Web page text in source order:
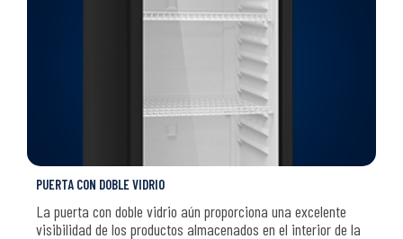
PUERTA CON DOBLE VIDRIO
La puerta con doble vidrio aún proporciona una excelente
visibilidad de los productos almacenados en el interior de la